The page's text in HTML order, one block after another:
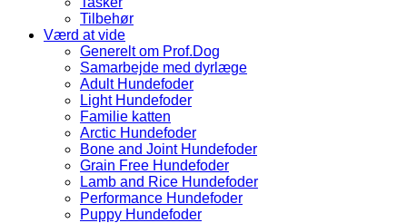
Tilbehør
Værd at vide
Generelt om Prof.Dog
Samarbejde med dyrlæge
Adult Hundefoder
Light Hundefoder
Familie katten
Arctic Hundefoder
Bone and Joint Hundefoder
Grain Free Hundefoder
Lamb and Rice Hundefoder
Performance Hundefoder
Puppy Hundefoder